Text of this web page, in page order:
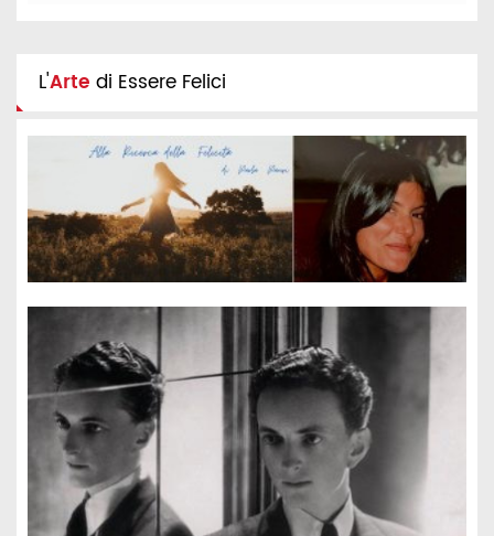
L'Arte di Essere Felici